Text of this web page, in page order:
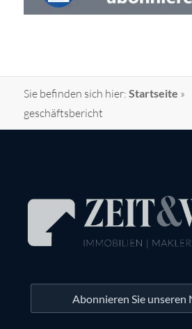
Sie befinden sich hier: Startseite »
geschäftsbericht
Abonnieren Sie unseren